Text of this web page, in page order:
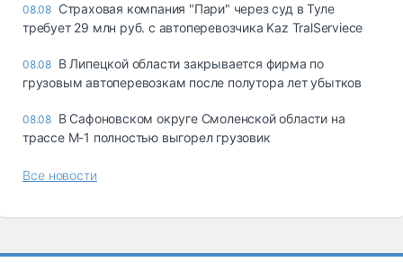
08.08 Страховая компания "Пари" через суд в Туле
требует 29 млн руб. с автоперевозчика Kaz TralServiece
08.08 В Липецкой области закрывается фирма по
грузовым автоперевозкам после полутора лет убытков
08.08 В Сафоновском округе Смоленской области на
трассе М-1 полностью выгорел грузовик
Все новости